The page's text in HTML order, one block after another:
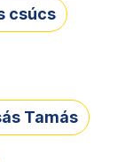
csúcs
Tamás